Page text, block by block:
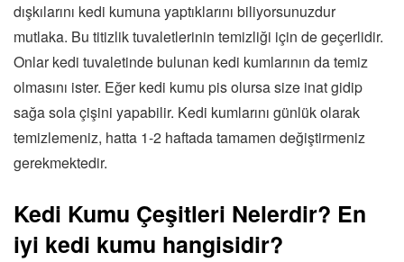
dışkılarını kedi kumuna yaptıklarını biliyorsunuzdur
mutlaka. Bu titizlik tuvaletlerinin temizliği için de geçerlidir.
Onlar kedi tuvaletinde bulunan kedi kumlarının da temiz
olmasını ister. Eğer kedi kumu pis olursa size inat gidip
sağa sola çişini yapabilir. Kedi kumlarını günlük olarak
temizlemeniz, hatta 1-2 haftada tamamen değiştirmeniz
gerekmektedir.
Kedi Kumu Çeşitleri Nelerdir? En
iyi kedi kumu hangisidir?